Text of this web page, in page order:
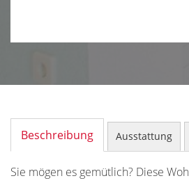
Beschreibung Ausstattung
Sie mögen es gemütlich? Diese